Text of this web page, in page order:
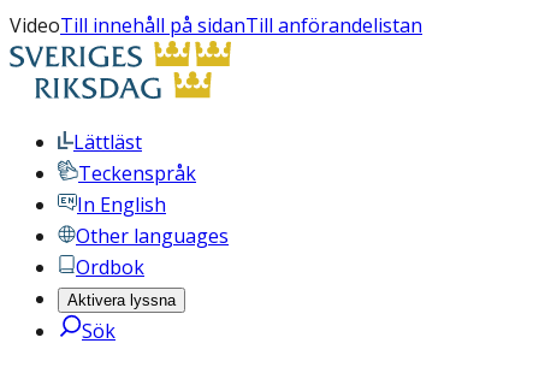
VideoTill innehåll på sidanTill anförandelistan
Lättläst
Teckenspråk
In English
Other languages
Ordbok
Aktivera lyssna
Sök